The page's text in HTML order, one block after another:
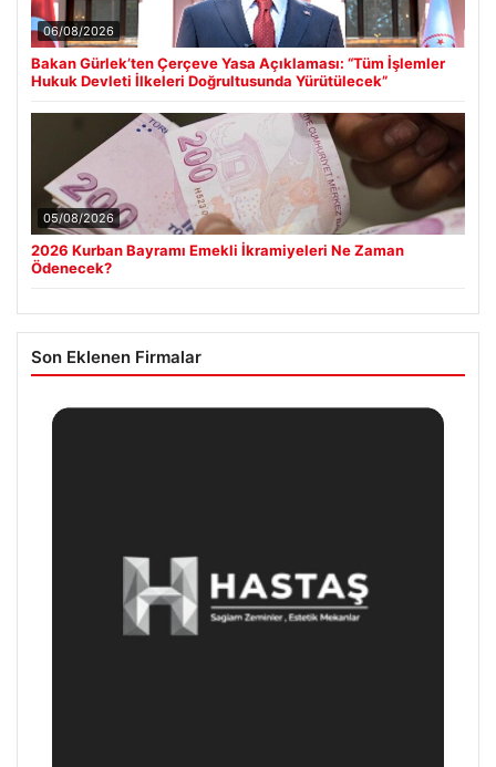
06/08/2026
Bakan Gürlek’ten Çerçeve Yasa Açıklaması: “Tüm İşlemler
Hukuk Devleti İlkeleri Doğrultusunda Yürütülecek”
05/08/2026
2026 Kurban Bayramı Emekli İkramiyeleri Ne Zaman
Ödenecek?
Son Eklenen Firmalar